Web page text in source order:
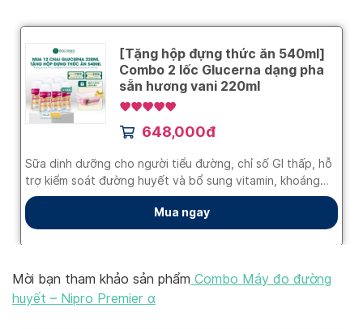
Mời bạn tham khảo sản phẩm Combo Máy đo đường
huyết – Nipro Premier α